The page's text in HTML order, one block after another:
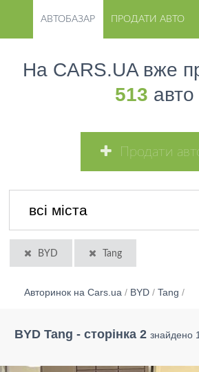
АВТОБАЗАР ПРОДАТИ АВТО
На CARS.UA вже
513 авто
Продати
BYD Tang
Авторинок на Cars.ua / BYD / Tang /
BYD Tang - сторінка 2 знайдено